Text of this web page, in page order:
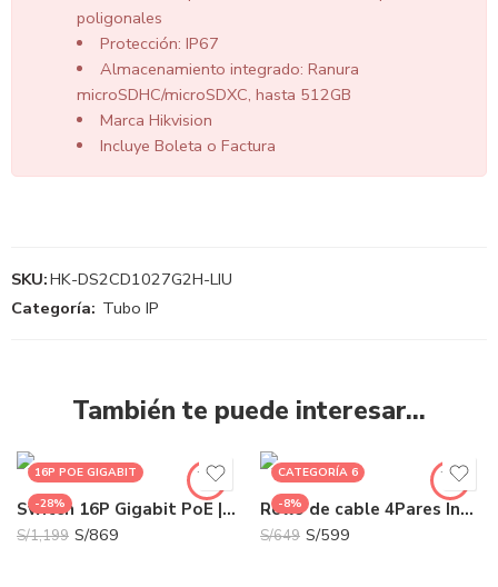
poligonales
Protección: IP67
Almacenamiento integrado: Ranura
microSDHC/microSDXC, hasta 512GB
Marca Hikvision
Incluye Boleta o Factura
SKU:HK-DS2CD1027G2H-LIU
Categoría: Tubo IP
También te puede interesar…
16P POE GIGABIT
-28%
Switch 16P Gigabit PoE | HK-DS-3E1518P-SI
S/1,199 S/869
CATEGORÍA 6
-8%
Rollo de cable 4Pares Interior Cat6 | DS-1LN6-UE-W
S/649 S/599